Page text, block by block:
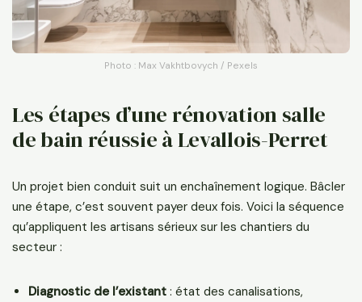
Photo : Max Vakhtbovych / Pexels
Les étapes d’une rénovation salle
de bain réussie à Levallois-Perret
Un projet bien conduit suit un enchaînement logique. Bâcler
une étape, c’est souvent payer deux fois. Voici la séquence
qu’appliquent les artisans sérieux sur les chantiers du
secteur :
Diagnostic de l’existant : état des canalisations,